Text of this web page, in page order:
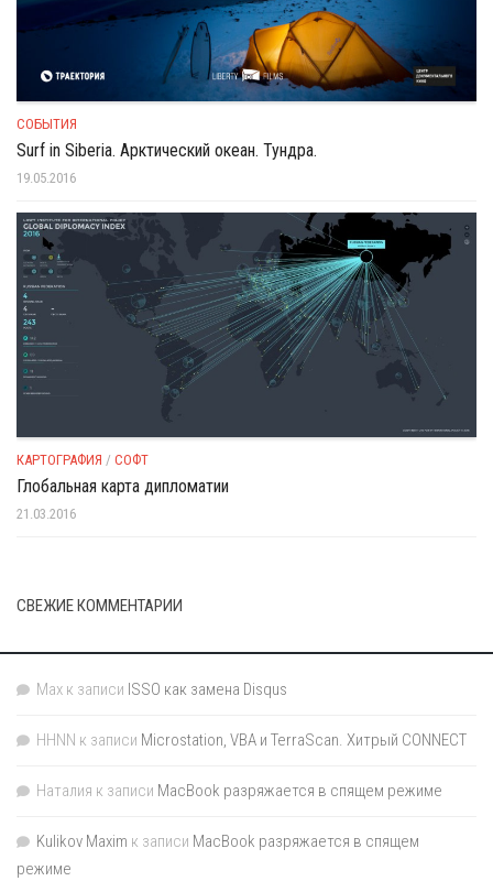
СОБЫТИЯ
Surf in Siberia. Арктический океан. Тундра.
19.05.2016
КАРТОГРАФИЯ / СОФТ
Глобальная карта дипломатии
21.03.2016
СВЕЖИЕ КОММЕНТАРИИ
Max к записи ISSO как замена Disqus
HHNN к записи Microstation, VBA и TerraScan. Хитрый CONNECT
Наталия к записи MacBook разряжается в спящем режиме
Kulikov Maxim к записи MacBook разряжается в спящем
режиме